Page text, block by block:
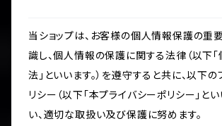
当ショップは、お客様の個人情報保護の重
識し、個人情報の保護に関する法律（以下
法」といいます。）を遵守すると共に、以下
リシー（以下「本プライバシーポリシー」とい
い、適切な取扱い及び保護に努めます。